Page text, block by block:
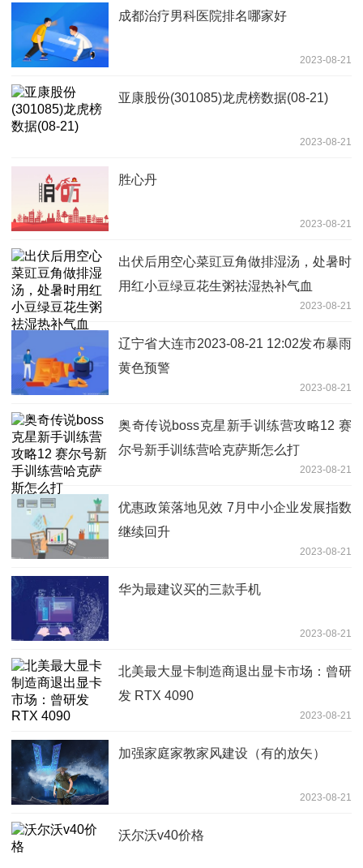
成都治疗男科医院排名哪家好
2023-08-21
亚康股份(301085)龙虎榜数据(08-21)
2023-08-21
胜心丹
2023-08-21
出伏后用空心菜豇豆角做排湿汤，处暑时
用红小豆绿豆花生粥祛湿热补气血
2023-08-21
辽宁省大连市2023-08-21 12:02发布暴雨
黄色预警
2023-08-21
奥奇传说boss克星新手训练营攻略12 赛
尔号新手训练营哈克萨斯怎么打
2023-08-21
优惠政策落地见效 7月中小企业发展指数
继续回升
2023-08-21
华为最建议买的三款手机
2023-08-21
北美最大显卡制造商退出显卡市场：曾研
发 RTX 4090
2023-08-21
加强家庭家教家风建设（有的放矢）
2023-08-21
沃尔沃v40价格